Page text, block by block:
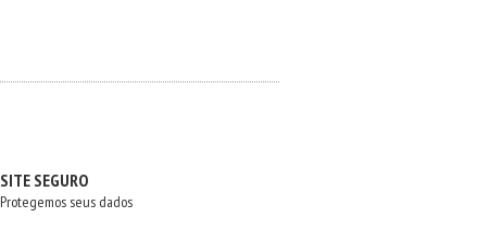
SITE SEGURO
Protegemos seus dados